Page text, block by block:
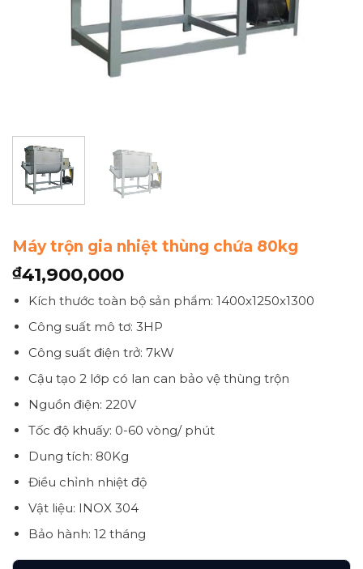
Máy trộn gia nhiệt thùng chứa 80kg
₫41,900,000
Kích thước toàn bộ sản phẩm: 1400x1250x1300
Công suất mô tơ: 3HP
Công suất điện trở: 7kW
Cậu tạo 2 lớp có lan can bảo vệ thùng trộn
Nguồn điện: 220V
Tốc độ khuấy: 0-60 vòng/ phút
Dung tích: 80Kg
Điều chỉnh nhiệt độ
Vật liệu: INOX 304
Bảo hành: 12 tháng